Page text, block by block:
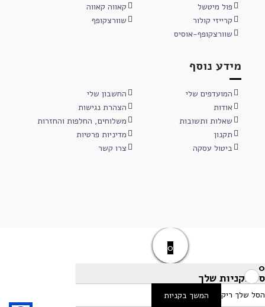
פול מיטשל
קאווה קאווה
קרייזי קולור
שוורצקופף
שוורצקופף-אוסיס
מידע נוסף
המועדפים שלי
החשבון שלי
אודות
הצהרת נגישות
שאלות ותשובות
משלוחים, החלפות והחזרות
תקנון
מדיניות פרטיות
ביטול עסקה
צרו קשר
0
0
סל הקניות שלך
הסל שלך ריק המשך בקניות